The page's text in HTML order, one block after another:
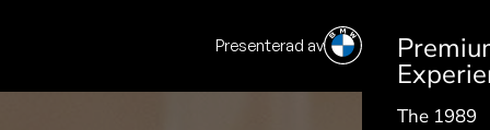
Presenterad av EN
The 1989